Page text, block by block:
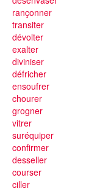
rançonner
transiter
dévolter
exalter
diviniser
défricher
ensoufrer
chourer
grogner
vitrer
suréquiper
confirmer
desseller
courser
ciller